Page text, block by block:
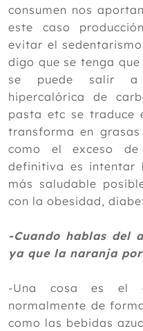
2016
2015
2014
2013
2012
consumen nos
este caso
evitar el
digo que se tenga
se puede salir a
hipercalórica de
pasta etc se traduce
transforma en
como el exceso
definitiva es intentar
más saludable
con la obesidad,
-Cuando hablas del
ya que la naranja
-Una cosa es el
normalmente de
como las bebidas